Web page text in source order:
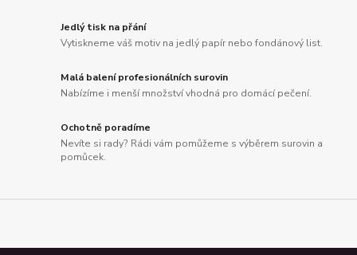
Jedlý tisk na přání
Vytiskneme váš motiv na jedlý papír nebo fondánový list.
Malá balení profesionálních surovin
Nabízíme i menší množství vhodná pro domácí pečení.
Ochotně poradíme
Nevíte si rady? Rádi vám pomůžeme s výběrem surovin a
pomůcek.